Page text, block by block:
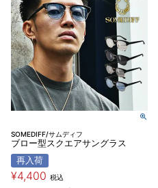
SOMEDIFF/サムディフ
ブロー型スクエアサングラス
再入荷
¥4,400 税込